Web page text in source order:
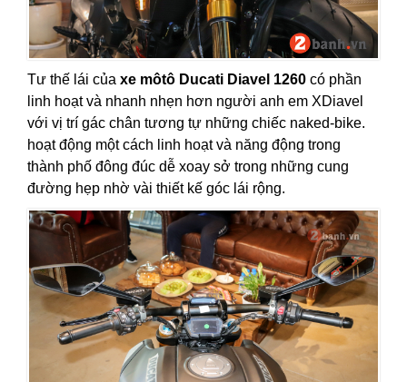
Tư thế lái của xe môtô Ducati Diavel 1260 có phần
linh hoạt và nhanh nhẹn hơn người anh em XDiavel
với vị trí gác chân tương tự những chiếc naked-bike.
hoạt động một cách linh hoạt và năng động trong
thành phố đông đúc dễ xoay sở trong những cung
đường hẹp nhờ vài thiết kế góc lái rộng.